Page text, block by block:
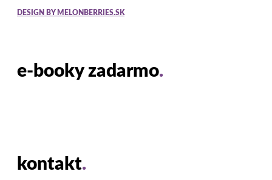
DESIGN BY MELONBERRIES.SK
e-booky zadarmo.
kontakt.